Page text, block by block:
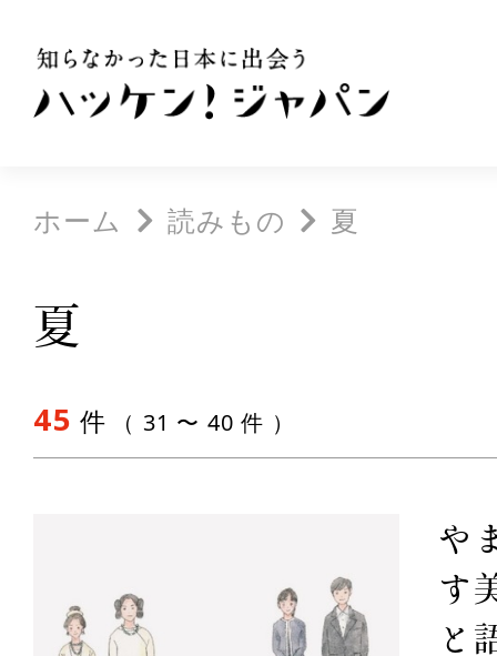
ホーム 読みもの 夏
夏
45 件 （ 31 〜 40 件 ）
や
す
と